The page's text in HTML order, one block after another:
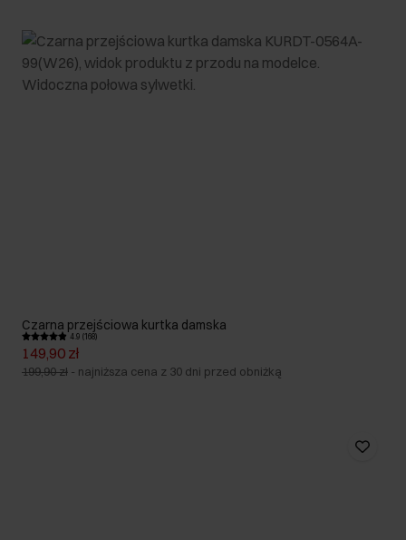
Czarna przejściowa kurtka damska
4.9 (168)
149,90 zł
199,90 zł - najniższa cena z 30 dni przed obniżką